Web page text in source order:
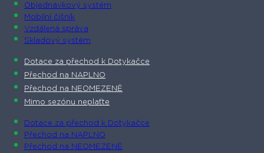
Objednávkový systém
Mobilní číšník
Vzdálená správa
Skladový systém
Dotace za přechod k Dotykačce
Přechod na NAPLNO
Přechod na NEOMEZENĚ
Mimo sezónu neplaťte
Dotace za přechod k Dotykačce
Přechod na NAPLNO
Přechod na NEOMEZENĚ